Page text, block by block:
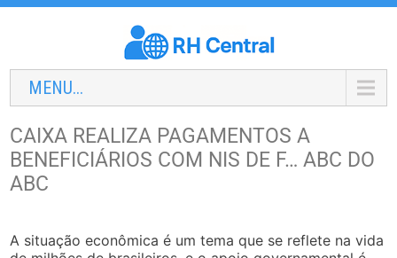
MENU...
CAIXA REALIZA PAGAMENTOS A
BENEFICIÁRIOS COM NIS DE F… ABC DO
ABC
A situação econômica é um tema que se reflete na vida